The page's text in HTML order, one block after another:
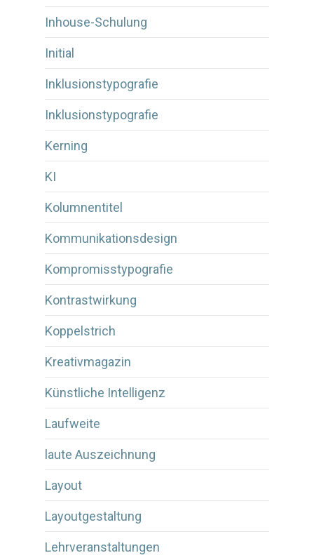
Inhouse-Schulung
Initial
Inklusionstypografie
Inklusionstypografie
Kerning
KI
Kolumnentitel
Kommunikationsdesign
Kompromisstypografie
Kontrastwirkung
Koppelstrich
Kreativmagazin
Künstliche Intelligenz
Laufweite
laute Auszeichnung
Layout
Layoutgestaltung
Lehrveranstaltungen